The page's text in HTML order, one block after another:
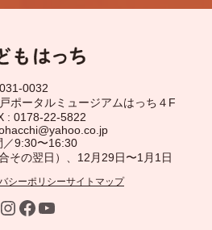
0032
ポータルミュージアムはっち４F
: 0178-22-5822
／9:30〜16:30
その翌日）、12月29日〜1月1日
シーポリシーサイトマップ
Instagram
Facebook
YouTube